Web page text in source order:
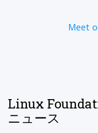
Meet
Linux
ニュース